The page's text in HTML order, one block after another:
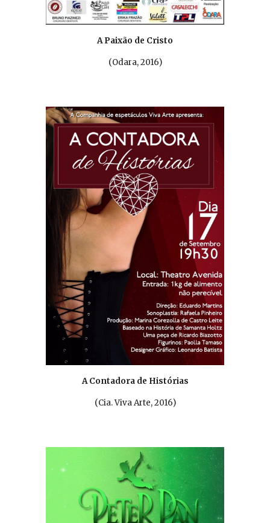
A Paixão de Cristo
(Odara, 2016)
A Contadora de Histórias
(Cia. Viva Arte, 2016)